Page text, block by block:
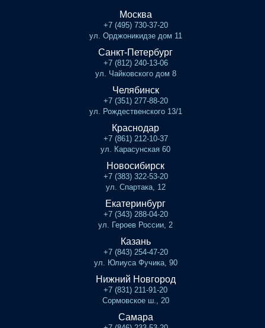
Москва
+7 (495) 730-37-20
ул. Орджоникидзе дом 11
Санкт-Петербург
+7 (812) 240-13-06
ул. Чайковского дом 8
Челябинск
+7 (351) 277-88-20
ул. Рождественского 13/1
Краснодар
+7 (861) 212-10-37
ул. Карасунская 60
Новосибирск
+7 (383) 322-53-20
ул. Спартака, 12
Екатеринбург
+7 (343) 288-04-20
ул. Героев России, 2
Казань
+7 (843) 254-47-20
ул. Юлиуса Фучика, 90
Нижний Новгород
+7 (831) 211-91-20
Сормовское ш., 20
Самара